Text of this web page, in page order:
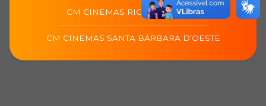
CM CINEMAS RIO DAS OSTRAS
CM CINEMAS SANTA BÁRBARA D’OESTE